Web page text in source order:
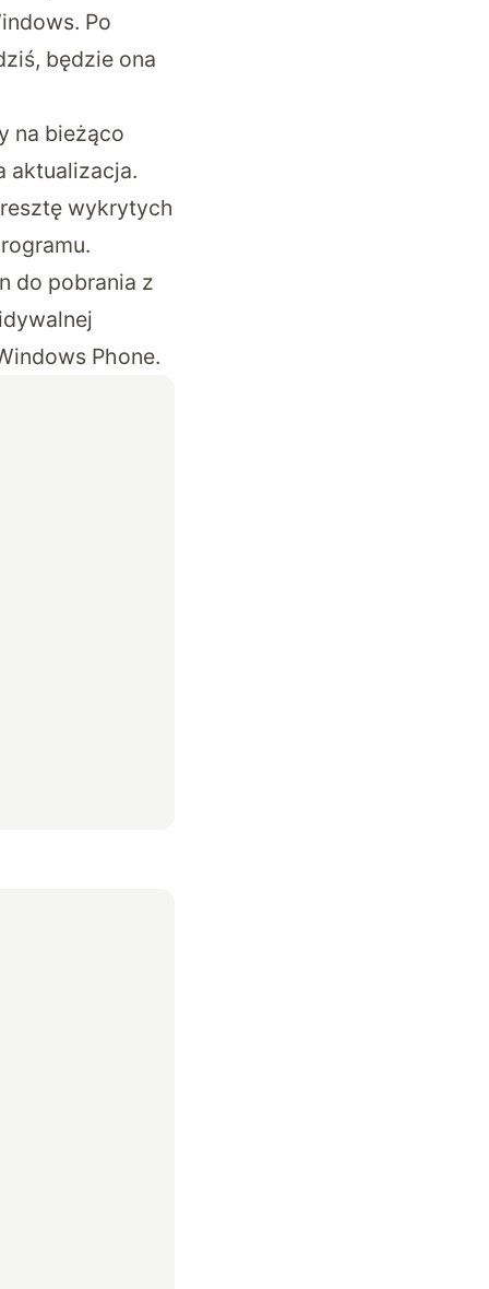
Po
będzie ona
na bieżąco
aktualizacja.
wykrytych
do pobrania z
Phone.